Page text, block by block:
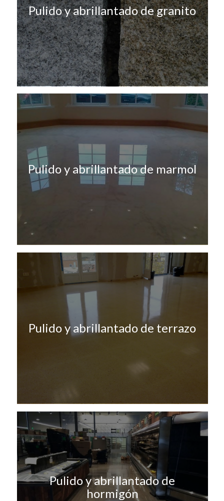
Pulido y abrillantado de granito
Pulido y abrillantado de marmol
Pulido y abrillantado de terrazo
Pulido y abrillantado de
hormigón